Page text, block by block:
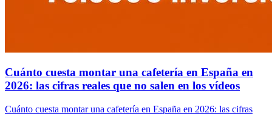
Cuánto cuesta montar una cafetería en España en
2026: las cifras reales que no salen en los vídeos
Cuánto cuesta montar una cafetería en España en 2026: las cifras